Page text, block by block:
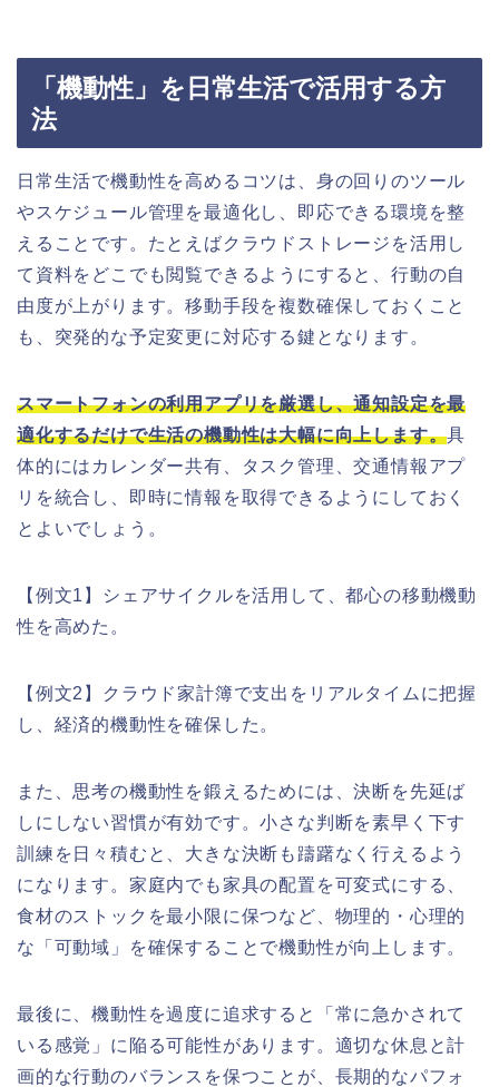
「機動性」を日常生活で活用する方
法
日常生活で機動性を高めるコツは、身の回りのツール
やスケジュール管理を最適化し、即応できる環境を整
えることです。たとえばクラウドストレージを活用し
て資料をどこでも閲覧できるようにすると、行動の自
由度が上がります。移動手段を複数確保しておくこと
も、突発的な予定変更に対応する鍵となります。
スマートフォンの利用アプリを厳選し、通知設定を最
適化するだけで生活の機動性は大幅に向上します。具
体的にはカレンダー共有、タスク管理、交通情報アプ
リを統合し、即時に情報を取得できるようにしておく
とよいでしょう。
【例文1】シェアサイクルを活用して、都心の移動機動
性を高めた。
【例文2】クラウド家計簿で支出をリアルタイムに把握
し、経済的機動性を確保した。
また、思考の機動性を鍛えるためには、決断を先延ば
しにしない習慣が有効です。小さな判断を素早く下す
訓練を日々積むと、大きな決断も躊躇なく行えるよう
になります。家庭内でも家具の配置を可変式にする、
食材のストックを最小限に保つなど、物理的・心理的
な「可動域」を確保することで機動性が向上します。
最後に、機動性を過度に追求すると「常に急かされて
いる感覚」に陥る可能性があります。適切な休息と計
画的な行動のバランスを保つことが、長期的なパフォ